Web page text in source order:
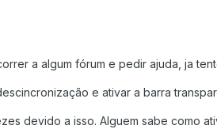
a algum fórum e pedir ajuda, ja
e ativar a barra
devido a isso. Alguem sabe como